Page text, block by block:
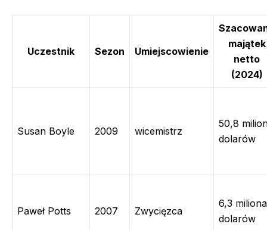
Uczestnik Sezon Umiejscowienie
majątek
netto
(2024)
Susan Boyle 2009 wicemistrz
50,8
dolarów
Paweł Potts 2007 Zwycięzca
6,3 miliona
dolarów